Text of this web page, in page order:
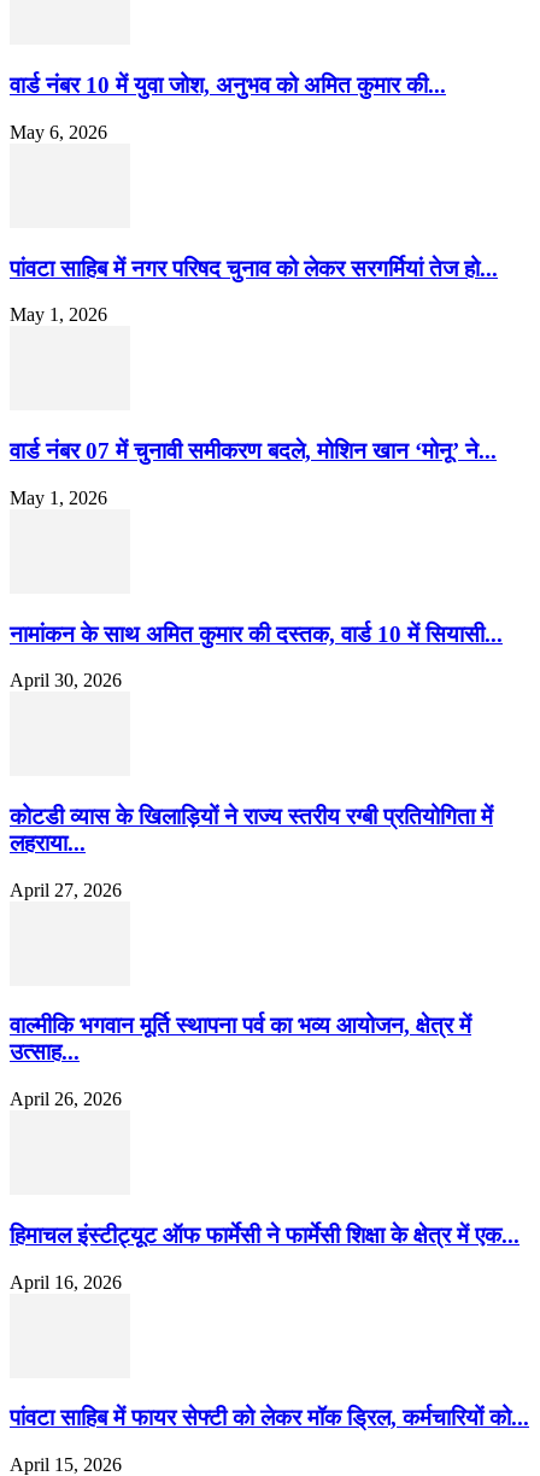
वार्ड नंबर 10 में युवा जोश, अनुभव को अमित कुमार की...
May 6, 2026
पांवटा साहिब में नगर परिषद चुनाव को लेकर सरगर्मियां तेज हो...
May 1, 2026
वार्ड नंबर 07 में चुनावी समीकरण बदले, मोशिन खान ‘मोनू’ ने...
May 1, 2026
नामांकन के साथ अमित कुमार की दस्तक, वार्ड 10 में सियासी...
April 30, 2026
कोटडी व्यास के खिलाड़ियों ने राज्य स्तरीय रग्बी प्रतियोगिता में
लहराया...
April 27, 2026
वाल्मीकि भगवान मूर्ति स्थापना पर्व का भव्य आयोजन, क्षेत्र में
उत्साह...
April 26, 2026
हिमाचल इंस्टीट्यूट ऑफ फार्मेसी ने फार्मेसी शिक्षा के क्षेत्र में एक...
April 16, 2026
पांवटा साहिब में फायर सेफ्टी को लेकर मॉक ड्रिल, कर्मचारियों को...
April 15, 2026